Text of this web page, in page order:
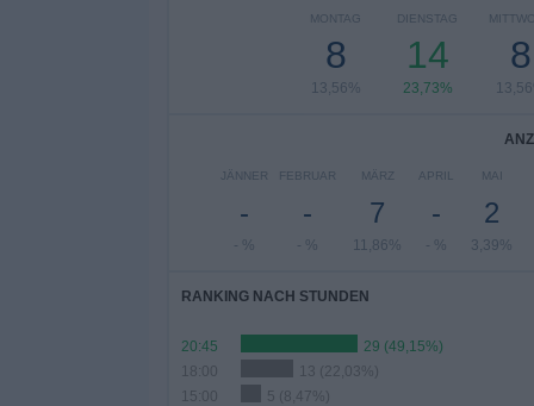
MONTAG
8
13,56%
DIENSTAG
14
23,73%
8
JÄNNER
-
- %
FEBRUAR
-
- %
MÄRZ
7
11,86%
APRIL
-
- %
MAI
2
3,39%
RANKING NACH STUNDEN
20:45
29 (49,15%)
18:00
13 (22,03%)
15:00
5 (8,47%)